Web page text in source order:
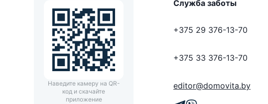
Наведите камеру на QR-
код и скачайте
приложение
Служба заботы
+375 29 376-13-70
+375 33 376-13-70
editor@domovita.by